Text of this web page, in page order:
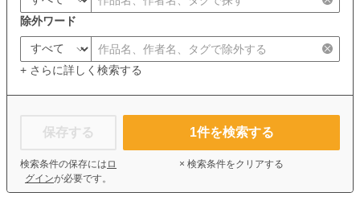
除外ワード
+ さらに詳しく検索する
保存する
検索条件の保存には ロ
グインが必要です。
1件を検索する
× 検索条件をクリアする